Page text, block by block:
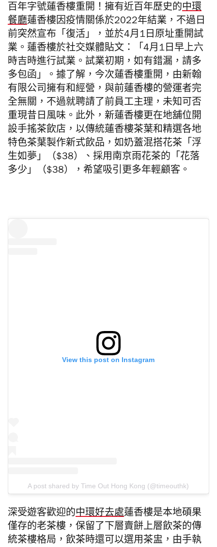
百年字號蓮香樓重開！擁有近百年歷史的中環
餐廳蓮香樓因疫情關係於2022年結業，不過日
前突然宣布「復活」，並於4月1日 原址重開試
業 。 蓮香樓於社交媒體貼文：「4月1日早上六
時吉時進行試業。試業初期，如有錯漏，請多
多包函」。據了解，今次蓮香樓重開， 由新翰
有限公司擁有和經營， 與前蓮香樓的營運者完
全無關，不過就聘請了前員工主理，未知可否
重現昔日風味。此外，新蓮香樓更在地舖位開
設手搖茶飲店，以傳統蓮香樓茶葉和精選各地
特色茶葉製作新式飲品，如奶蓋混搭花茶「浮
生如夢」（$38）、採用南京雨花茶的「花落
多少」（$38），希望吸引更多年輕顧客。
View this post on Instagram
A post shared by Time Out Hong Kong (@timeouthk)
深受遊客歡迎的中環好去處蓮香樓是本地碩果
僅存的老茶樓，保留了下層賣餅上層飲茶的傳
統茶樓格局，飲茶時還可以選用茶盅，由手執